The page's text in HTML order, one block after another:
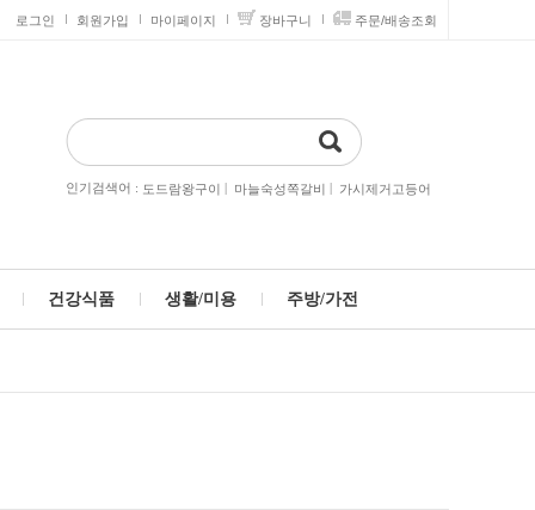
로그인 회원가입 마이페이지 장바구니 주문/배송조회
인기검색어 : 도드람왕구이 | 마늘숙성쪽갈비 | 가시제거고등어
건강식품 생활/미용 주방/가전